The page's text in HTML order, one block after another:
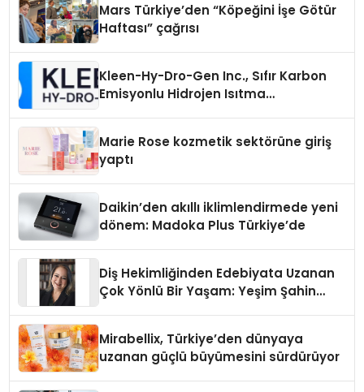
Mars Türkiye’den “Köpeğini İşe Götür
Haftası” çağrısı
Kleen-Hy-Dro-Gen Inc., Sıfır Karbon
Emisyonlu Hidrojen Isıtma
Marie Rose kozmetik sektörüne giriş
yaptı
Daikin’den akıllı iklimlendirmede yeni
dönem: Madoka Plus Türkiye’de
Diş Hekimliğinden Edebiyata Uzanan
Çok Yönlü Bir Yaşam: Yeşim Şahin
Mirabellix, Türkiye’den dünyaya
uzanan güçlü büyümesini sürdürüyor